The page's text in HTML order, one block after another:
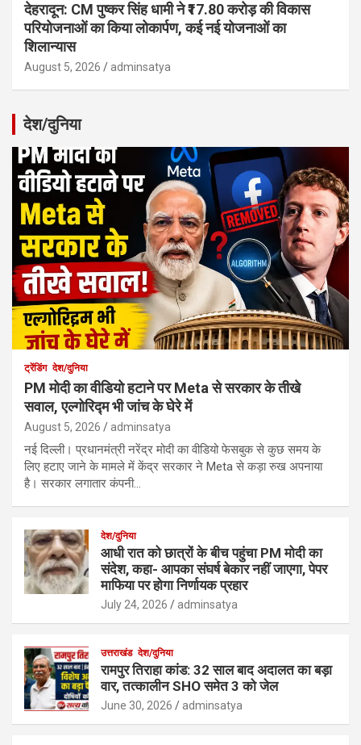
देहरादून: CM पुष्कर सिंह धामी ने ₹17.80 करोड़ की विकास
परियोजनाओं का किया लोकार्पण, कई नई योजनाओं का
शिलान्यास
August 5, 2026 adminsatya
देश/दुनिया
ट्रेंडिंग देश/दुनिया
PM मोदी का वीडियो हटाने पर Meta से सरकार के तीखे
सवाल, एल्गोरिद्म भी जांच के घेरे में
August 5, 2026 adminsatya
नई दिल्ली। प्रधानमंत्री नरेंद्र मोदी का वीडियो फेसबुक से कुछ समय के
लिए हटाए जाने के मामले में केंद्र सरकार ने Meta से कड़ा रुख अपनाया
है। सरकार लगातार कंपनी…
देश/दुनिया
आधी रात को छात्रों के बीच पहुंचा PM मोदी का
संदेश, कहा- आपका संघर्ष बेकार नहीं जाएगा, पेपर
माफिया पर होगा निर्णायक प्रहार
July 24, 2026 adminsatya
उत्तराखंड देश/दुनिया
रामपुर तिराहा कांड: 32 साल बाद अदालत का बड़ा
वार, तत्कालीन SHO समेत 3 को जेल
June 30, 2026 adminsatya